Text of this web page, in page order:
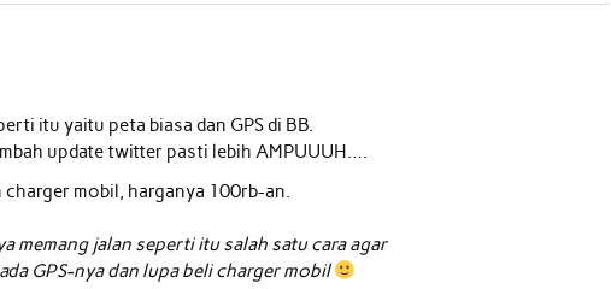
itu yaitu peta biasa dan GPS di BB.
update twitter pasti lebih AMPUUUH….
mobil, harganya 100rb-an.
memang jalan seperti itu salah satu cara agar
GPS-nya dan lupa beli charger mobil